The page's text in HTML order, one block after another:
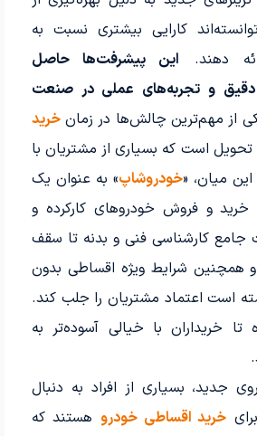
کارایی بیشتری نسبت به
دهند. این پیشرفت‌ها حاصل
دقیق و تجربه‌های عملی در صنعت
از مهم‌ترین چالش‌ها در زمانخرید
است که بسیاری از مشتریان با
میان، «خودروشاپ» به عنوان یک
و فروش خودروهای کارکرده و
جامع کارشناسی فنی و بدنه تا سقف
و همچنین شرایط ویژه اقساطی بدون
است اعتماد مشتریان را جلب کند.
خریداران با خیالی آسوده‌تر به
جدید، بسیاری از افراد به دنبال
خرید اقساطی خودروهستند که